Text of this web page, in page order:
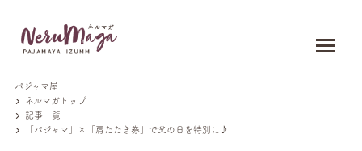
パジャマ屋
ネルマガトップ
記事一覧
「パジャマ」×「肩たたき券」で父の日を特別に♪